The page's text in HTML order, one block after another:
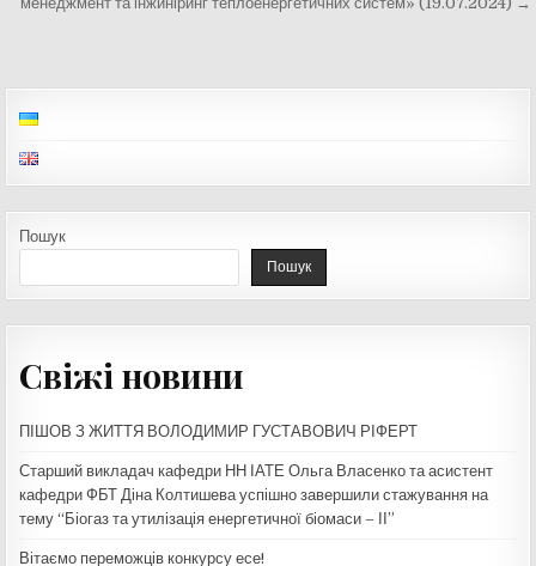
Пошук
Пошук
Свіжі новини
ПІШОВ З ЖИТТЯ ВОЛОДИМИР ГУСТАВОВИЧ РІФЕРТ
Старший викладач кафедри НН ІАТЕ Ольга Власенко та асистент
кафедри ФБТ Діна Колтишева успішно завершили стажування на
тему “Біогаз та утилізація енергетичної біомаси – ІІ”
Вітаємо переможців конкурсу есе!